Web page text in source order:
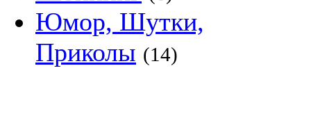
Юмор, Шутки,
Приколы (14)